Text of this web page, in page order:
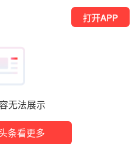
无法展示
条看更多
打开APP